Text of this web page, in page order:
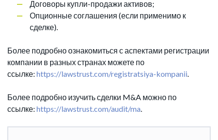
Договоры купли-продажи активов;
Опционные соглашения (если применимо к
сделке).
Более подробно ознакомиться с аспектами регистрации
компании в разных странах можете по
ссылке: https://lawstrust.com/registratsiya-kompanii.
Более подробно изучить сделки M&A можно по
ссылке: https://lawstrust.com/audit/ma.